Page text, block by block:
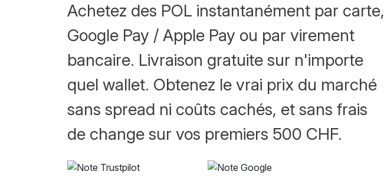
Achetez des POL instantanément par carte,
Google Pay / Apple Pay ou par virement
bancaire. Livraison gratuite sur n'importe
quel wallet. Obtenez le vrai prix du marché
sans spread ni coûts cachés, et sans frais
de change sur vos premiers 500 CHF.